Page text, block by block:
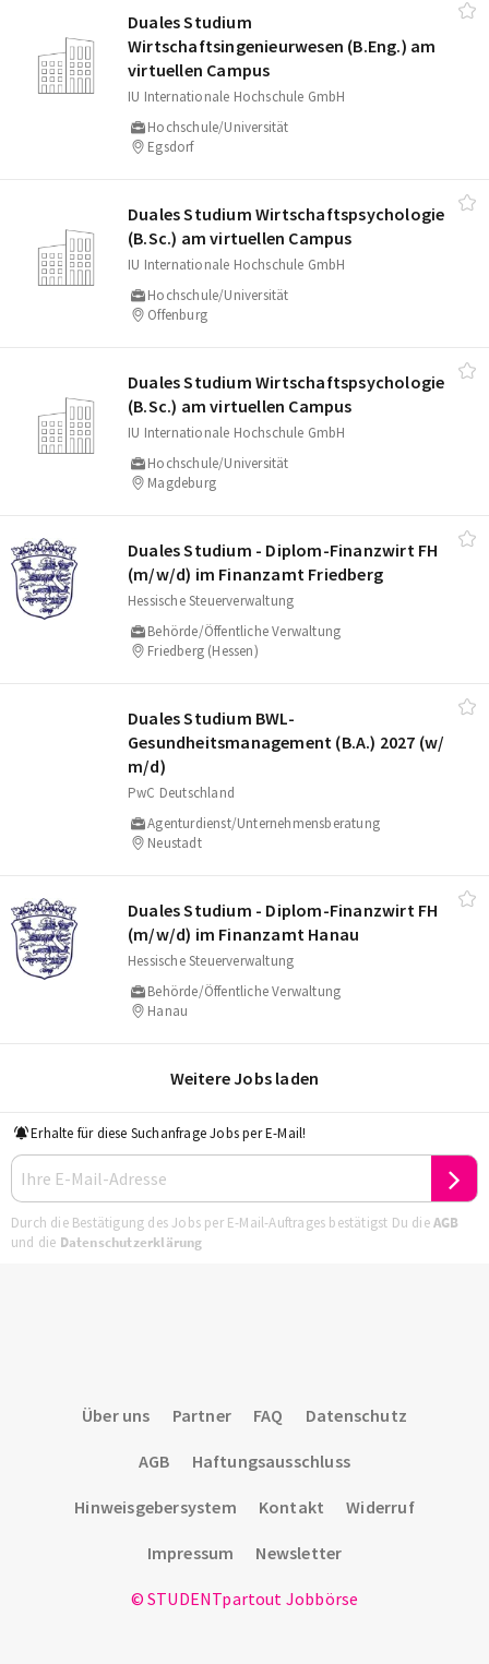
Duales Studium
Wirtschaftsingenieurwesen (B.Eng.) am
virtuellen Campus
IU Internationale Hochschule GmbH
Hochschule/Universität
Egsdorf
Duales Studium Wirtschaftspsychologie
(B.Sc.) am virtuellen Campus
IU Internationale Hochschule GmbH
Hochschule/Universität
Offenburg
Duales Studium Wirtschaftspsychologie
(B.Sc.) am virtuellen Campus
IU Internationale Hochschule GmbH
Hochschule/Universität
Magdeburg
Duales Studium - Diplom-Finanzwirt FH
(m/​w/​d) im Finanzamt Friedberg
Hessische Steuerverwaltung
Behörde/Öffentliche Verwaltung
Friedberg (Hessen)
Duales Studium BWL-
Gesundheitsmanagement (B.A.) 2027 (w/​
m/​d)
PwC Deutschland
Agenturdienst/Unternehmensberatung
Neustadt
Duales Studium - Diplom-Finanzwirt FH
(m/​w/​d) im Finanzamt Hanau
Hessische Steuerverwaltung
Behörde/Öffentliche Verwaltung
Hanau
Weitere Jobs laden
Erhalte für diese Suchanfrage Jobs per E-Mail!
Durch die Bestätigung des Jobs per E-Mail-Auftrages bestätigst Du dieAGB
und die Datenschutzerklärung
Über uns Partner FAQ Datenschutz
AGB Haftungsausschluss
Hinweisgebersystem Kontakt Widerruf
Impressum Newsletter
© STUDENTpartout Jobbörse